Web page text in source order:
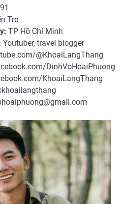
Tre
TP Hồ Chí Minh
Youtuber, travel blogger
@KhoaiLangThang
DinhVoHoaiPhuong
KhoaiLangThang